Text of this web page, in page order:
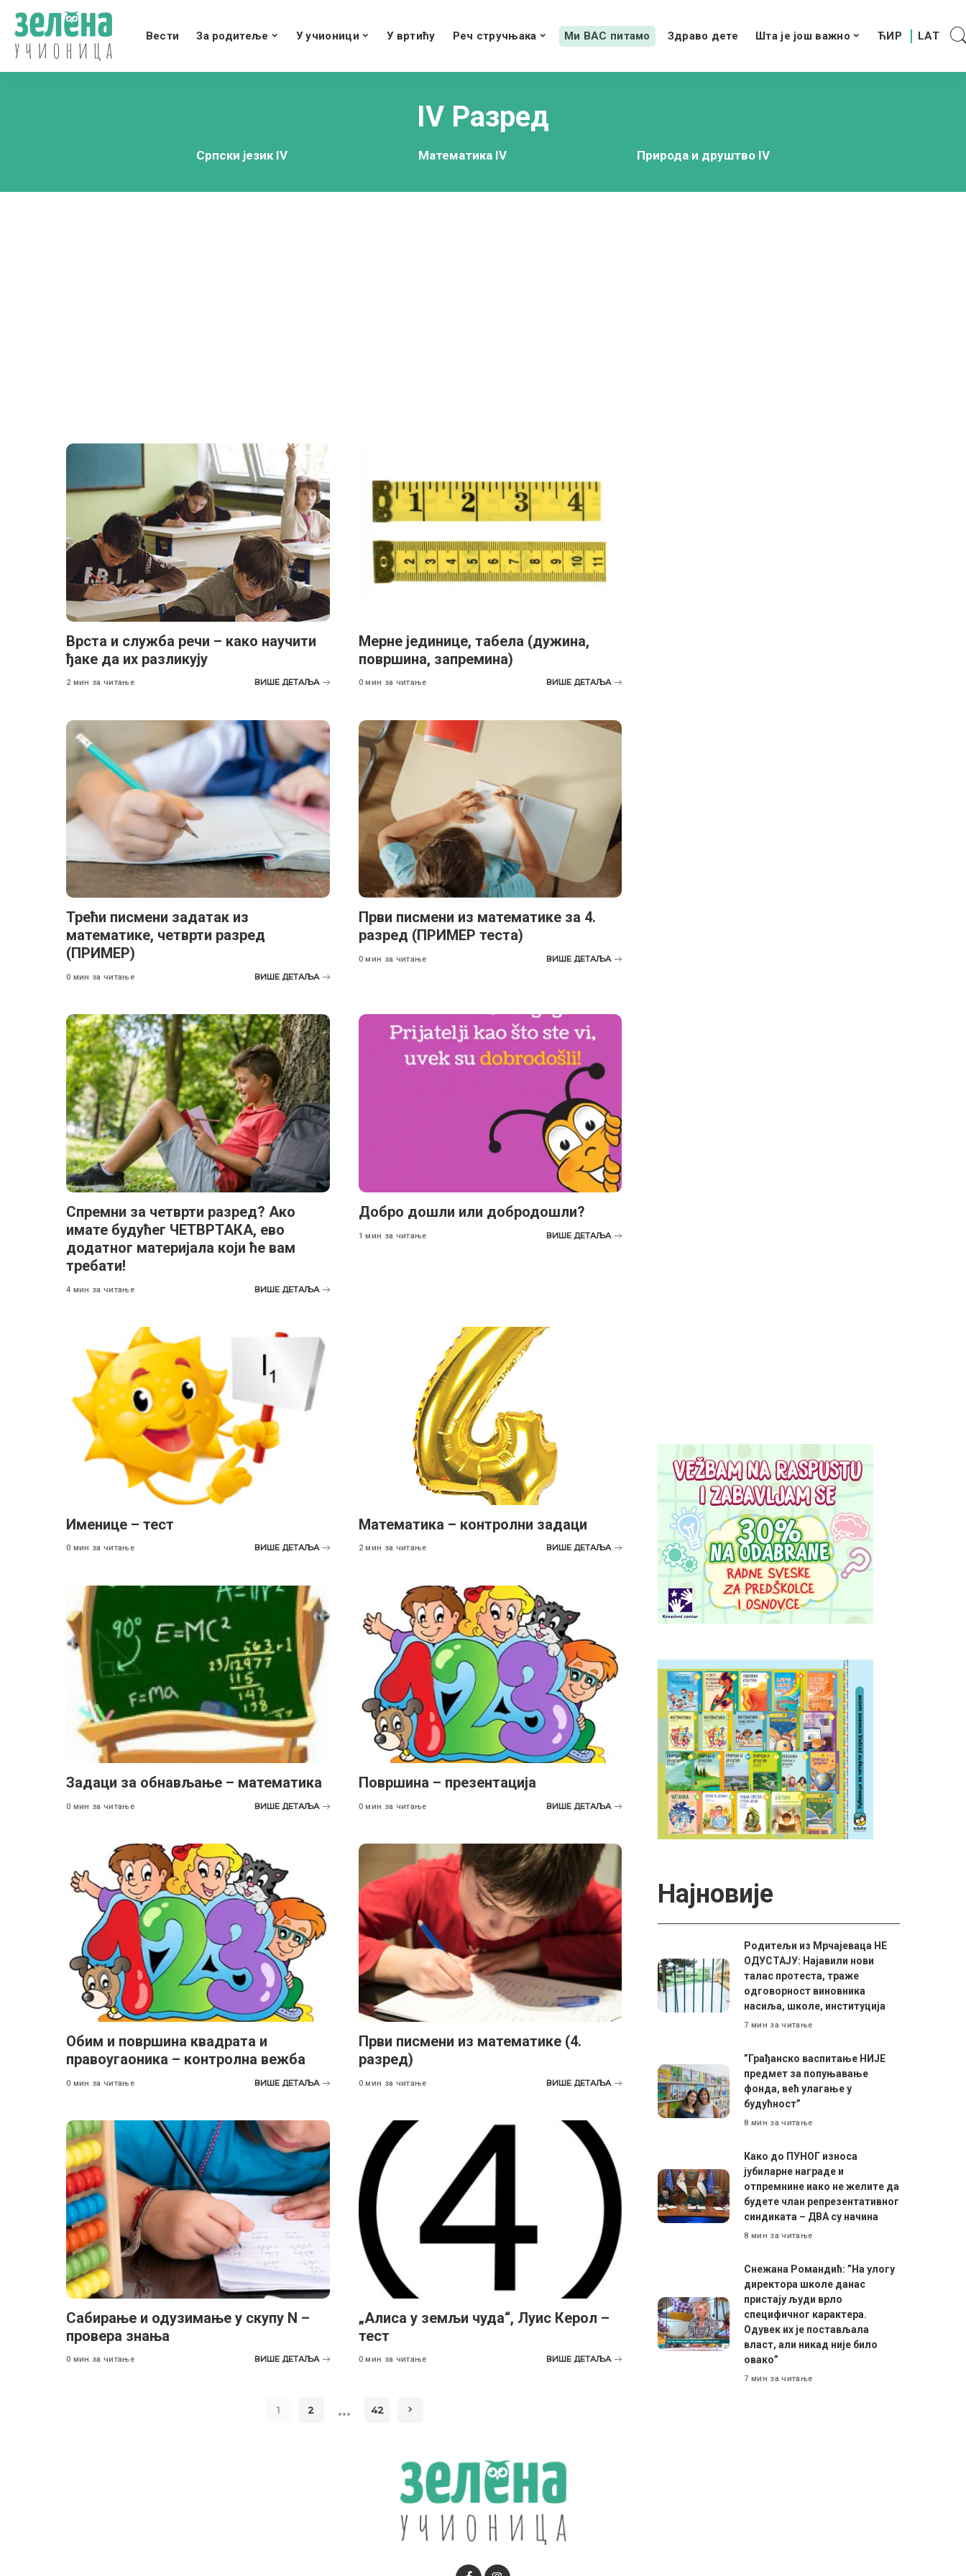
Вести За родитеље У учионици У вртићу Реч стручњака Ми ВАС питамо Здраво дете Шта је још важно
IV Разред
Српски језик IV Математика IV Природа и друштво IV
Врста и служба речи – како научити
ђаке да их разликују
2 мин за читање ВИШЕ ДЕТАЉА
Мерне јединице, табела (дужина,
површина, запремина)
0 мин за читање ВИШЕ ДЕТАЉА
Трећи писмени задатак из
математике, четврти разред
(ПРИМЕР)
0 мин за читање ВИШЕ ДЕТАЉА
Први писмени из математике за 4.
разред (ПРИМЕР теста)
0 мин за читање ВИШЕ ДЕТАЉА
Спремни за четврти разред? Ако
имате будућег ЧЕТВРТАКА, ево
додатног материјала који ће вам
требати!
4 мин за читање ВИШЕ ДЕТАЉА
Добро дошли или добродошли?
1 мин за читање ВИШЕ ДЕТАЉА
Именице – тест
0 мин за читање ВИШЕ ДЕТАЉА
Maтематика – контролни задаци
2 мин за читање ВИШЕ ДЕТАЉА
Задаци за обнављање – математика
0 мин за читање ВИШЕ ДЕТАЉА
Површина – презентација
0 мин за читање ВИШЕ ДЕТАЉА
Oбим и површина квадрата и
правоугаоника – контролна вежба
0 мин за читање ВИШЕ ДЕТАЉА
Први писмени из математике (4.
разред)
0 мин за читање ВИШЕ ДЕТАЉА
Сабирање и одузимање у скупу N –
провера знања
0 мин за читање ВИШЕ ДЕТАЉА
„Алиса у земљи чуда“, Луис Керол –
тест
0 мин за читање ВИШЕ ДЕТАЉА
1 2 … 42
Најновије
Родитељи из Мрчајеваца НЕ
ОДУСТАЈУ: Најавили нови
талас протеста, траже
одговорност виновника
насиља, школе, институција
7 мин за читање
”Грађанско васпитање НИЈЕ
предмет за попуњавање
фонда, већ улагање у
будућност”
8 мин за читање
Како до ПУНОГ износа
јубиларне награде и
отпремнине иако не желите да
будете члан репрезентативног
синдиката – ДВА су начина
8 мин за читање
Снежана Романдић: ”На улогу
директора школе данас
пристају људи врло
специфичног карактера.
Одувек их је постављала
власт, али никад није било
овако”
7 мин за читање